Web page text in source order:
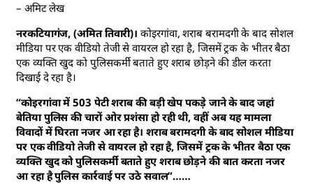
– अमिट लेख
नरकटियागंज, (अमित तिवारी)। कोइरगांवा, शराब बरामदगी के बाद सोशल
मीडिया पर एक वीडियो तेजी से वायरल हो रहा है, जिसमें ट्रक के भीतर बैठा
एक व्यक्ति खुद को पुलिसकर्मी बताते हुए शराब छोड़ने की डील करता
दिखाई दे रहा है।
“कोइरगांवा में 503 पेटी शराब की बड़ी खेप पकड़े जाने के बाद जहां
बेतिया पुलिस की चारों ओर प्रशंसा हो रही थी, वहीं अब यह मामला
विवादों में घिरता नजर आ रहा है। शराब बरामदगी के बाद सोशल मीडिया
पर एक वीडियो तेजी से वायरल हो रहा है, जिसमें ट्रक के भीतर बैठा एक
व्यक्ति खुद को पुलिसकर्मी बताते हुए शराब छोड़ने की बात करता नजर
आ रहा है पुलिस कार्रवाई पर उठे सवाल”……